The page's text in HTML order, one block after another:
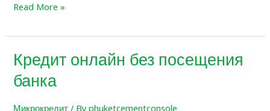
Read More »
Кредит онлайн без посещения
банка
Кредит
онлайн
без
посещения